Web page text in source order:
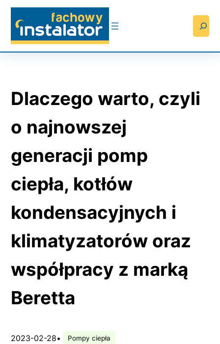
Przejdź
treści
Dlaczego warto, czyli
o najnowszej
generacji pomp
ciepła, kotłów
kondensacyjnych i
klimatyzatorów oraz
współpracy z marką
Beretta
2023-02-28• Pompy ciepła